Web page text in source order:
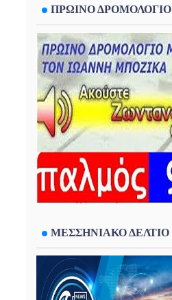
ΠΡΩΙΝΟ ΔΡΟΜΟΛΟΓΙΟ
ΜΕΣΣΗΝΙΑΚΟ ΔΕΛΤΙΟ